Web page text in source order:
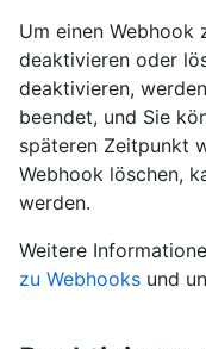
Um einen Webhook
deaktivieren oder
deaktivieren,
beendet, und Sie
späteren Zeitpunkt
Webhook löschen,
werden.
Weitere
zu Webhooks und